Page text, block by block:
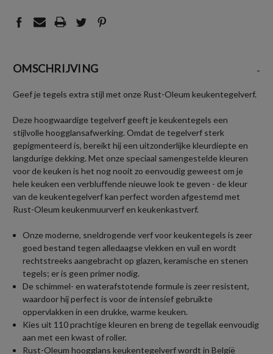
OMSCHRIJVING -
Geef je tegels extra stijl met onze Rust-Oleum keukentegelverf.
Deze hoogwaardige tegelverf geeft je keukentegels een
stijlvolle hoogglansafwerking. Omdat de tegelverf sterk
gepigmenteerd is, bereikt hij een uitzonderlijke kleurdiepte en
langdurige dekking. Met onze speciaal samengestelde kleuren
voor de keuken is het nog nooit zo eenvoudig geweest om je
hele keuken een verbluffende nieuwe look te geven - de kleur
van de keukentegelverf kan perfect worden afgestemd met
Rust-Oleum keukenmuurverf en keukenkastverf.
Onze moderne, sneldrogende verf voor keukentegels is zeer
goed bestand tegen alledaagse vlekken en vuil en wordt
rechtstreeks aangebracht op glazen, keramische en stenen
tegels; er is geen primer nodig.
De schimmel- en waterafstotende formule is zeer resistent,
waardoor hij perfect is voor de intensief gebruikte
oppervlakken in een drukke, warme keuken.
Kies uit 110 prachtige kleuren en breng de tegellak eenvoudig
aan met een kwast of roller.
Rust-Oleum hoogglans keukentegelverf wordt in België